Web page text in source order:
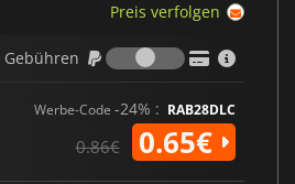
Preis verfolgen
Gebühren
Gebühren
Werbe-Code -24% : RAB28DLC
0.86€ 0.65€